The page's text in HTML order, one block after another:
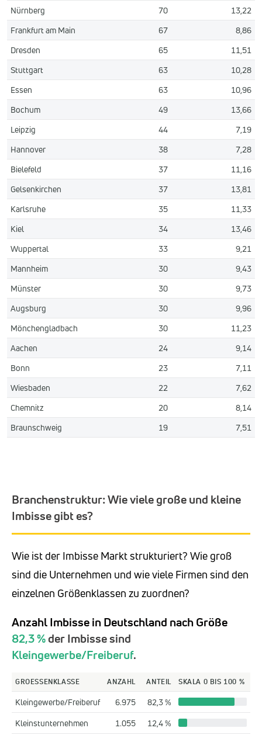
Nürnberg
70
13,22
Frankfurt am Main
67
8,86
Dresden
65
11,51
Stuttgart
63
10,28
Essen
63
10,96
Bochum
49
13,66
Leipzig
44
7,19
Hannover
38
7,28
Bielefeld
37
11,16
Gelsenkirchen
37
13,81
Karlsruhe
35
11,33
Kiel
34
13,46
Wuppertal
33
9,21
Mannheim
30
9,43
Münster
30
9,73
Augsburg
30
9,96
Mönchengladbach
30
11,23
Aachen
24
9,14
Bonn
23
7,11
Wiesbaden
22
7,62
Chemnitz
20
8,14
Braunschweig
19 7,51
Branchenstruktur: Wie viele große und kleine
Imbisse gibt es?
Wie ist der Imbisse Markt strukturiert? Wie groß
sind die Unternehmen und wie viele Firmen sind den
einzelnen Größenklassen zu zuordnen?
Anzahl Imbisse in Deutschland nach Größe
82,3 %der Imbisse sind
Kleingewerbe/Freiberuf.
GROESSENKLASSE ANZAHL ANTEIL SKALA 0 BIS 100 %
Kleingewerbe/Freiberuf 6.975
82,3 %
Kleinstunternehmen
1.055 12,4 %